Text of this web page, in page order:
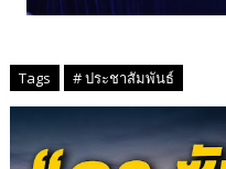
Tags # ประชาสัมพันธ์